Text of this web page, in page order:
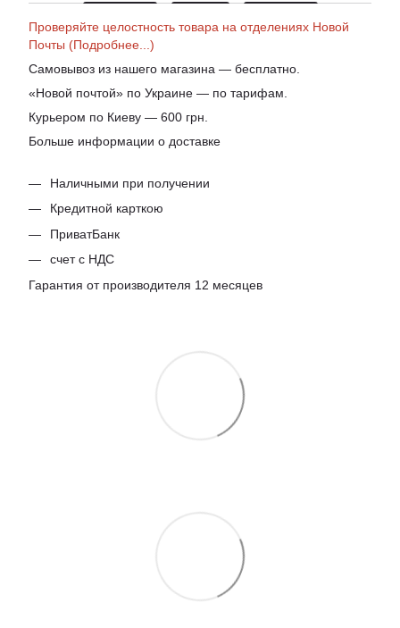
Проверяйте целостность товара на отделениях Новой
Почты (Подробнее...)
Самовывоз из нашего магазина — бесплатно.
«Новой почтой» по Украине — по тарифам.
Курьером по Киеву — 600 грн.
Больше информации о доставке
Наличными при получении
Кредитной карткою
ПриватБанк
счет с НДС
Гарантия от производителя 12 месяцев